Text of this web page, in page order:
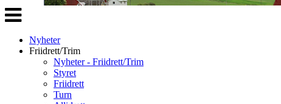
Veksle
navigasjon
Nyheter
Friidrett/Trim
Nyheter - Friidrett/Trim
Styret
Friidrett
Turn